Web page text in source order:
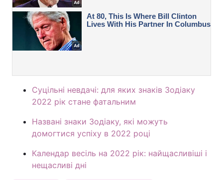
Суцільні невдачі: для яких знаків Зодіаку
2022 рік стане фатальним
Названі знаки Зодіаку, які можуть
домогтися успіху в 2022 році
Календар весіль на 2022 рік: найщасливіші і
нещасливі дні